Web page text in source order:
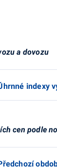
a dovozu
indexy
cen podle